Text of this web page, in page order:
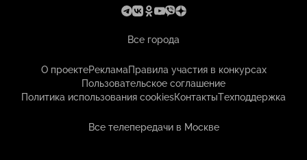
Все города
О проектеРекламаПравила участия в конкурсах
Пользовательское соглашение
Политика использования cookiesКонтактыТехподдержка
Все телепередачи в Москве